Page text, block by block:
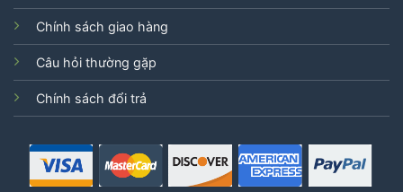
Chính sách giao hàng
Câu hỏi thường gặp
Chính sách đổi trả